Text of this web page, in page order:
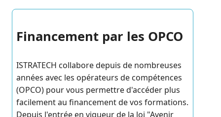
Financement par les OPCO
ISTRATECH collabore depuis de nombreuses
années avec les opérateurs de compétences
(OPCO) pour vous permettre d'accéder plus
facilement au financement de vos formations.
Depuis l'entrée en vigueur de la loi "Avenir